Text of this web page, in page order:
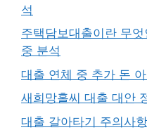
석
주택담보대출이란 무
중 분석
대출 연체 중 추가 돈
새희망홀씨 대출 대안
대출 갈아타기 주의사